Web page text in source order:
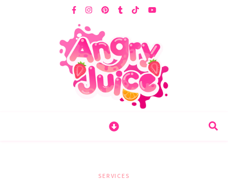
SERVICES